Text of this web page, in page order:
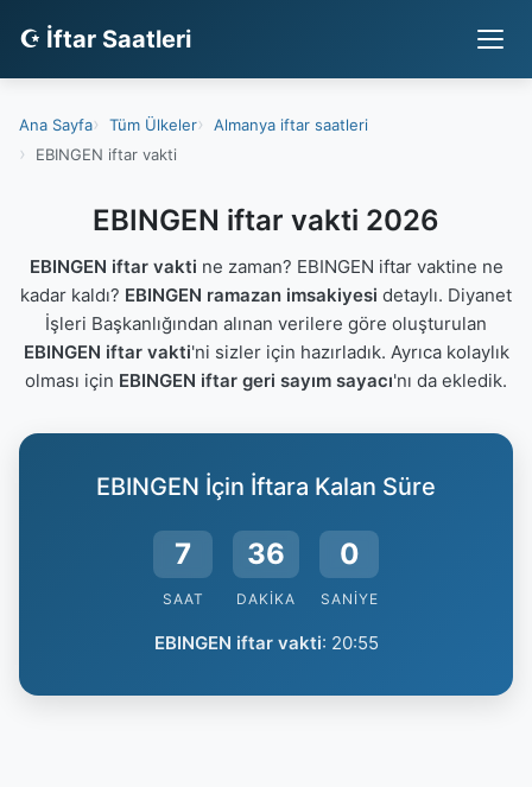
☪ İftar Saatleri
Ana Sayfa Tüm Ülkeler
Almanya iftar saatleri
EBINGEN iftar vakti
EBINGEN iftar vakti 2026
EBINGEN iftar vakti ne zaman? EBINGEN iftar vaktine ne
kadar kaldı? EBINGEN ramazan imsakiyesi detaylı. Diyanet
İşleri Başkanlığından alınan verilere göre oluşturulan
EBINGEN iftar vakti'ni sizler için hazırladık. Ayrıca kolaylık
olması için EBINGEN iftar geri sayım sayacı'nı da ekledik.
EBINGEN İçin İftara Kalan Süre
7
SAAT
35
DAKIKA
59
SANIYE
EBINGEN iftar vakti: 20:55